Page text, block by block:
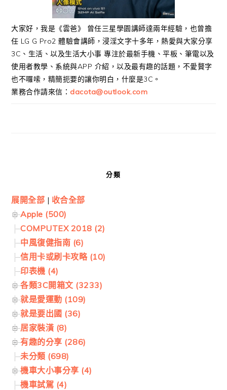
大家好，我是《雲爸》 曾任三星學園講師達兩年經驗，也曾擔
任 LG G Pro2 體驗會講師，浸淫文字十多年，熱愛與大家分享
3C、生活、以及生活大小事 專注於最新手機、平板、筆電以及
使用者教學、系統與APP 介紹，以及最有趣的話題，不愛贅字
也不囉嗦，精簡扼要的讓你明白，什麼是3C。
業務合作請來信： dacota@outlook.com
分類
展開全部 | 收合全部
Apple (500)
COMPUTEX 2018 (2)
中風復健指南 (6)
信用卡或刷卡攻略 (10)
印表機 (4)
各類3C開箱文 (3233)
就是愛運動 (109)
就是要出國 (36)
居家裝潢 (8)
有趣的分享 (286)
未分類 (698)
機車大小事分享 (4)
機車試駕 (4)